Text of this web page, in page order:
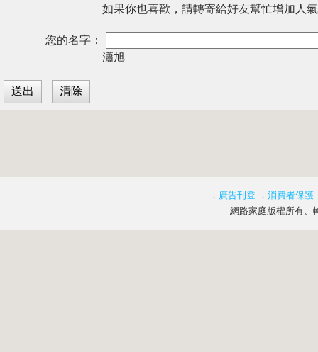
如果你也喜歡，請轉寄給好友幫忙增加人
您的名字：
瀟旭
． 廣告刊登 ． 消費者保護
網路家庭版權所有、